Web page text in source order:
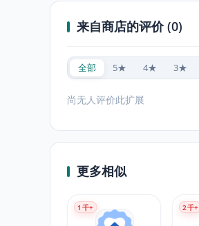
来自商店的评价 (0)
全部 5★ 4★ 3★
尚无人评价此扩展
更多相似
1 千+ 2千+